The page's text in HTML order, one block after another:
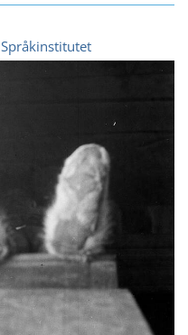
Språkinstitutet